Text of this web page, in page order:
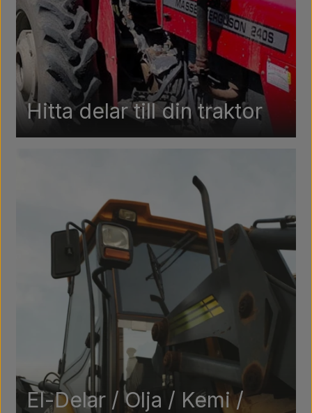
Färg Agricolour
PTO axlar GARDLOC
Verkstad/ Verktyg
Erbjudande
Hitta delar till din traktor
El-Delar / Olja / Kemi /